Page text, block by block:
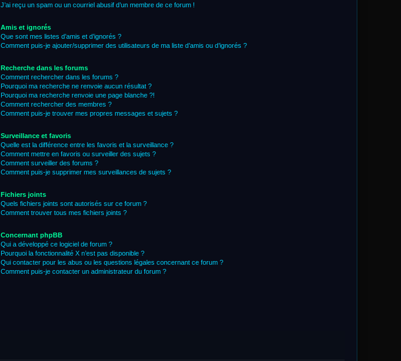
J’ai reçu un spam ou un courriel abusif d’un membre de ce forum !
Amis et ignorés
Que sont mes listes d’amis et d’ignorés ?
Comment puis-je ajouter/supprimer des utilisateurs de ma liste d’amis ou d’ignorés ?
Recherche dans les forums
Comment rechercher dans les forums ?
Pourquoi ma recherche ne renvoie aucun résultat ?
Pourquoi ma recherche renvoie une page blanche ?!
Comment rechercher des membres ?
Comment puis-je trouver mes propres messages et sujets ?
Surveillance et favoris
Quelle est la différence entre les favoris et la surveillance ?
Comment mettre en favoris ou surveiller des sujets ?
Comment surveiller des forums ?
Comment puis-je supprimer mes surveillances de sujets ?
Fichiers joints
Quels fichiers joints sont autorisés sur ce forum ?
Comment trouver tous mes fichiers joints ?
Concernant phpBB
Qui a développé ce logiciel de forum ?
Pourquoi la fonctionnalité X n’est pas disponible ?
Qui contacter pour les abus ou les questions légales concernant ce forum ?
Comment puis-je contacter un administrateur du forum ?